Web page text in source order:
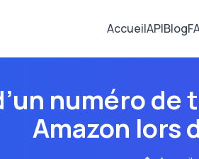
AccueilAPIBlog
numéro
Amazon lors